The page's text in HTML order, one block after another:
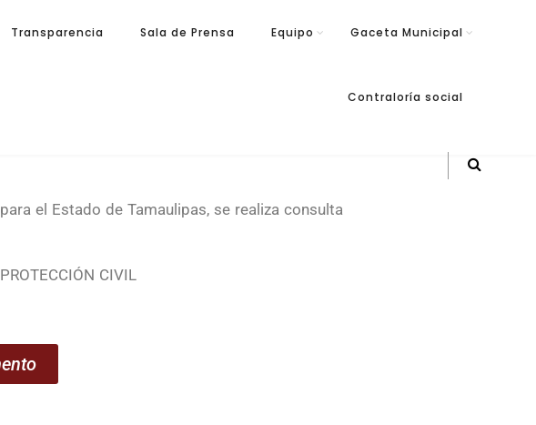
Transparencia Sala de Prensa Equipo Gaceta Municipal
Contraloría social
el Estado de Tamaulipas, se realiza consulta
CIVIL